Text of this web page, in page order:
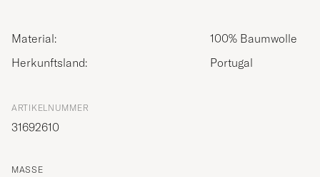
Material:
100% Baumwolle
Herkunftsland:
Portugal
ARTIKELNUMMER
31692610
MASSE